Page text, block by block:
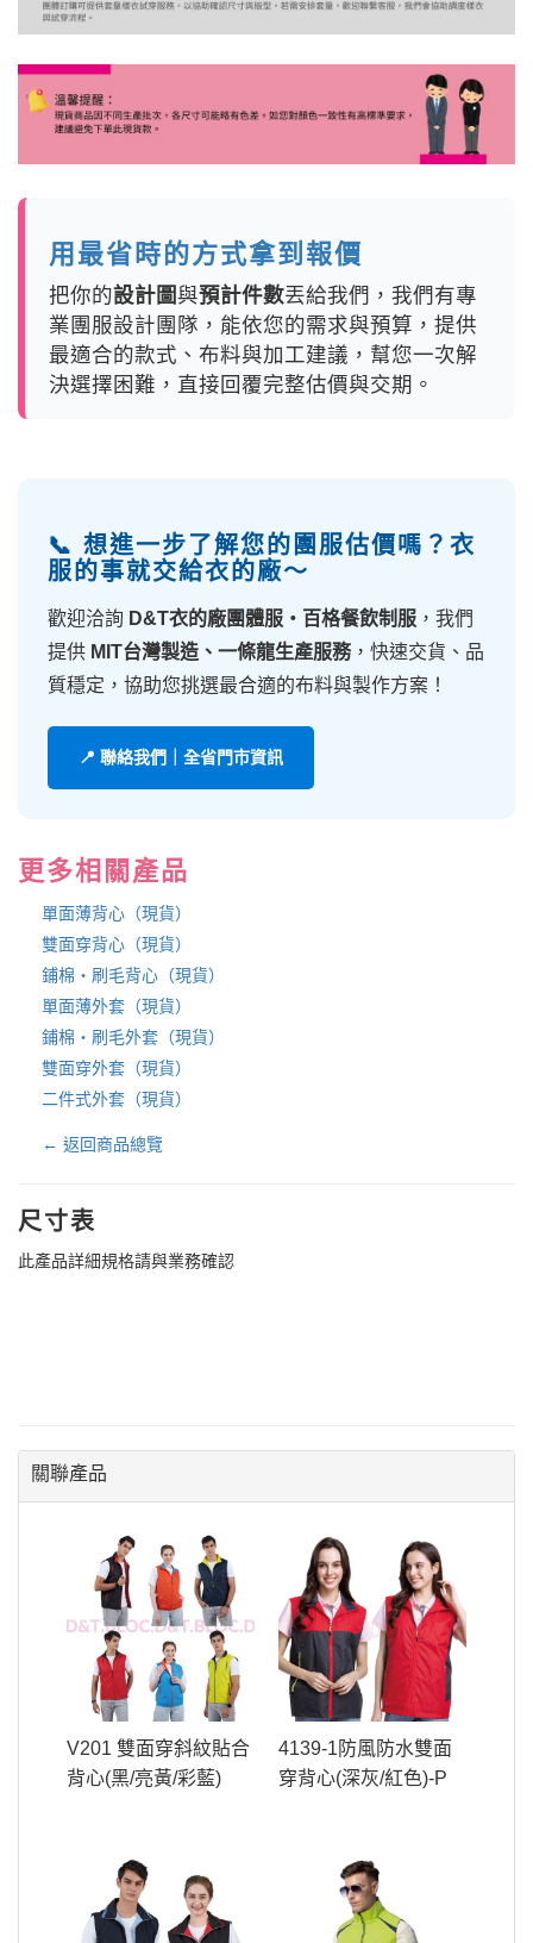
用最省時的方式拿到報價
把你的設計圖與預計件數丟給我們，我們有專
業團服設計團隊，能依您的需求與預算，提供
最適合的款式、布料與加工建議，幫您一次解
決選擇困難，直接回覆完整估價與交期。
📞 想進一步了解您的團服估價嗎？衣
服的事就交給衣的廠～
歡迎洽詢 D&T衣的廠團體服・百格餐飲制服 ，我們
提供 MIT台灣製造、一條龍生產服務，快速交貨、品
質穩定，協助您挑選最合適的布料與製作方案！
📍 聯絡我們｜全省門市資訊
更多相關產品
單面薄背心（現貨）
雙面穿背心（現貨）
鋪棉・刷毛背心（現貨）
單面薄外套（現貨）
鋪棉・刷毛外套（現貨）
雙面穿外套（現貨）
二件式外套（現貨）
← 返回商品總覽
尺寸表
此產品詳細規格請與業務確認
關聯產品
V201 雙面穿斜紋貼合
背心(黑/亮黃/彩藍)
4139-1防風防水雙面
穿背心(深灰/紅色)-P